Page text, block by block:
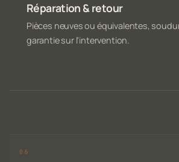
Réparation & retour
Pièces neuves ou équivalentes,
garantie sur l'intervention.